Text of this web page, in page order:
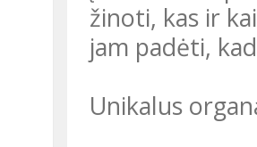
žinoti, kas ir
jam padėti,
Unikalus